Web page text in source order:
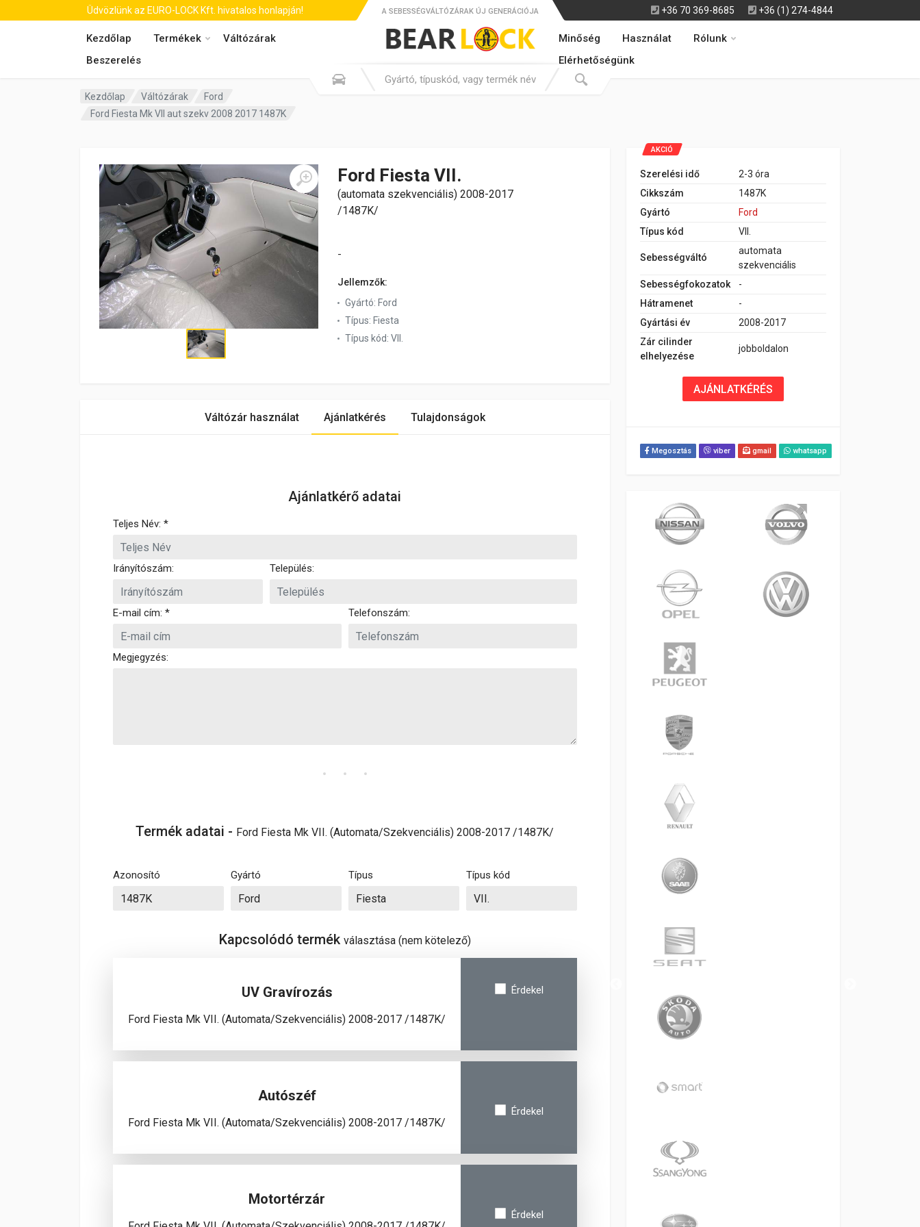
Üdvözlünk az EURO-LOCK Kft. hivatalos honlapján! +36 70 369-8685 +36 (1) 274-4844
Kezdőlap Termékek
Váltózárak
Beszerelés
A SEBESSÉGVÁLTÓZÁRAK ÚJ GENERÁCIÓJA
Minőség Használat
Rólunk
Elérhetőségünk
Kezdőlap Váltózárak
Ford
Ford Fiesta Mk VII aut szekv 2008 2017 1487K
Ford Fiesta VII.
(automata szekvenciális) 2008-2017
/1487K/
-
Jellemzők:
Gyártó: Ford
Típus: Fiesta
Típus kód: VII.
AKCIÓ
Szerelési idő
2-3 óra
Cikkszám
1487K
Gyártó
Ford
Típus kód
VII.
Sebességváltó
automata
szekvenciális
Sebességfokozatok
-
Hátramenet
-
Gyártási év
2008-2017
Zár cilinder
elhelyezése
jobboldalon
AJÁNLATKÉRÉS
Megosztás viber gmail whatsapp
Váltózár használat Ajánlatkérés Tulajdonságok
Ajánlatkérő adatai
Teljes Név: *
Irányítószám: Település:
E-mail cím: * Telefonszám:
Megjegyzés:
Termék adatai - Ford Fiesta Mk VII. (Automata/Szekvenciális) 2008-2017 /1487K/
Azonosító Gyártó Típus Típus kód
Kapcsolódó termék választása (nem kötelező)
UV Gravírozás
Ford Fiesta Mk VII. (Automata/Szekvenciális) 2008-2017 /1487K/
Érdekel
Autószéf
Ford Fiesta Mk VII. (Automata/Szekvenciális) 2008-2017 /1487K/
Érdekel
Motortérzár
Érdekel